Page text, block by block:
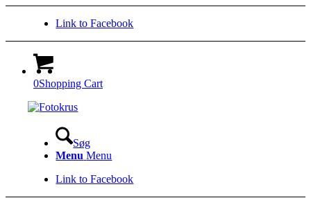
Link to Facebook
0Shopping Cart
Søg
Menu Menu
Link to Facebook